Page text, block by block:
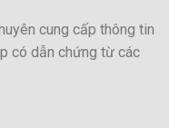
cung cấp thông tin
có dẫn chứng từ các